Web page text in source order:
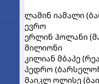
ლამინ იამალი
ევრო
ერლინ ჰოლანი
მილიონი
კილიან მბაპე
პედრო
მაიკლ ოლისე